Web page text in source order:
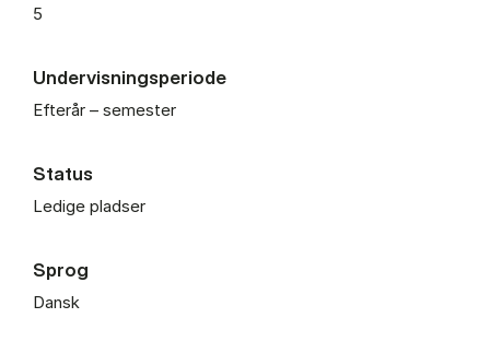
5
Undervisningsperiode
Efterår – semester
Status
Ledige pladser
Sprog
Dansk